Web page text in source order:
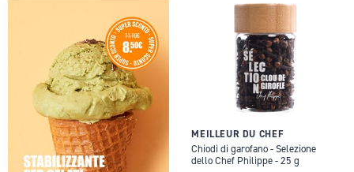
MEILLEUR DU CHEF
Chiodi di garofano - Selezione
dello Chef Philippe - 25 g